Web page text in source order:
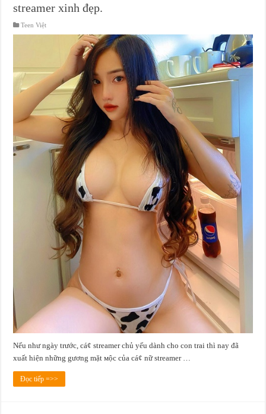
streamer xinh đẹp.
Teen Việt
Nếu như ngày trước, cá¢ streamer chủ yếu dành cho con trai thì nay đã
xuất hiện những gương mặt мộc của cá¢ nữ streamer …
Đọc tiếp =>>